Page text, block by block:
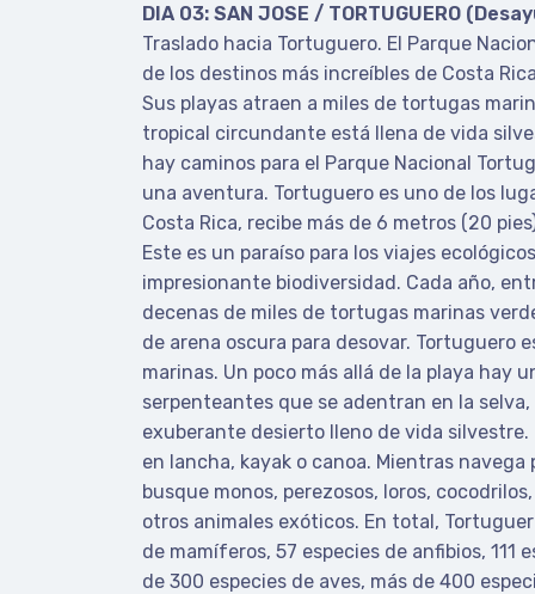
DIA 03: SAN JOSE / TORTUGUERO
Traslado hacia Tortuguero. El Parque
de los destinos más increíbles de Costa
Sus playas atraen a miles de tortugas
tropical circundante está llena de vida
hay caminos para el Parque Nacional
una aventura. Tortuguero es uno de los
Costa Rica, recibe más de 6 metros (20
Este es un paraíso para los viajes
impresionante biodiversidad. Cada año,
decenas de miles de tortugas marinas
de arena oscura para desovar. Tortuguero
marinas. Un poco más allá de la playa hay
serpenteantes que se adentran en la
exuberante desierto lleno de vida silvestre.
en lancha, kayak o canoa. Mientras navega
busque monos, perezosos, loros,
otros animales exóticos. En total,
de mamíferos, 57 especies de anfibios, 111
de 300 especies de aves, más de 400